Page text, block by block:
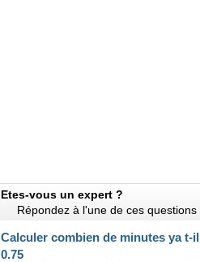
Etes-vous un expert ?
Répondez à l'une de ces questions
Calculer combien de minutes ya t-
0.75